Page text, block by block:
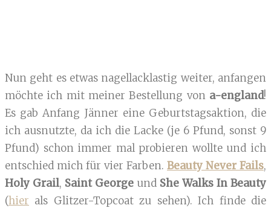
Nun geht es etwas nagellacklastig weiter, anfangen
möchte ich mit meiner Bestellung von a-england!
Es gab Anfang Jänner eine Geburtstagsaktion, die
ich ausnutzte, da ich die Lacke (je 6 Pfund, sonst 9
Pfund) schon immer mal probieren wollte und ich
entschied mich für vier Farben. Beauty Never Fails,
Holy Grail, Saint George und She Walks In Beauty
(hier als Glitzer-Topcoat zu sehen). Ich finde die